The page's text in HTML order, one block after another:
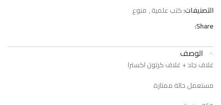
التصنيفات:كتب علمية, منوع
Share:
الوصف
غلاف جلد + غلاف كرتون اكسترا
مستعمل حالة ممتازة